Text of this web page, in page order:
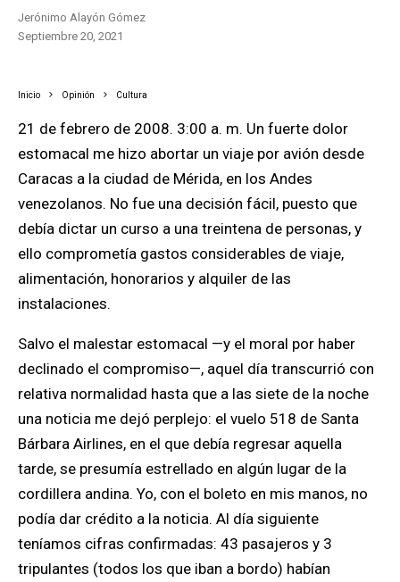
Jerónimo Alayón Gómez
septiembre 20, 2021
Inicio Opinión Cultura
21 de febrero de 2008. 3:00 a. m. Un fuerte dolor
estomacal me hizo abortar un viaje por avión desde
Caracas a la ciudad de Mérida, en los Andes
venezolanos. No fue una decisión fácil, puesto que
debía dictar un curso a una treintena de personas, y
ello comprometía gastos considerables de viaje,
alimentación, honorarios y alquiler de las
instalaciones.
Salvo el malestar estomacal —y el moral por haber
declinado el compromiso—, aquel día transcurrió con
relativa normalidad hasta que a las siete de la noche
una noticia me dejó perplejo: el vuelo 518 de Santa
Bárbara Airlines, en el que debía regresar aquella
tarde, se presumía estrellado en algún lugar de la
cordillera andina. Yo, con el boleto en mis manos, no
podía dar crédito a la noticia. Al día siguiente
teníamos cifras confirmadas: 43 pasajeros y 3
tripulantes (todos los que iban a bordo) habían